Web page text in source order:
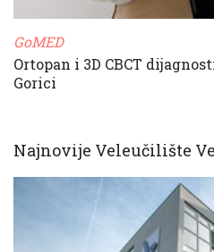
GoMED
Ortopan i 3D CBCT
Gorici
Najnovije Veleučilište